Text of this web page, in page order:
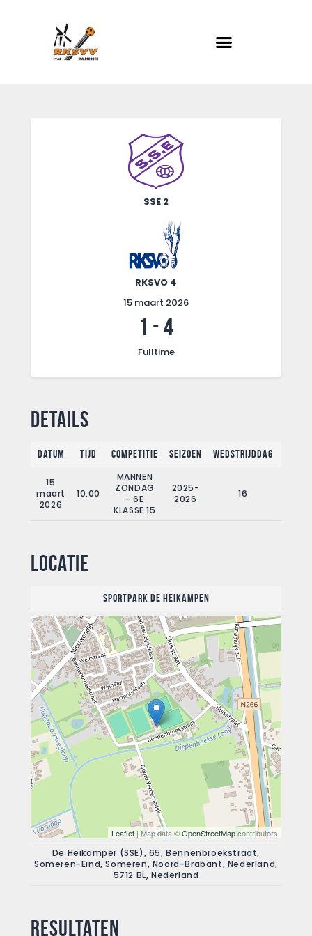
Evenementen
Foto album
SSE 2
RKSVO 4
15 maart 2026
1 -4
Fulltime
Details
Datum Tijd Competitie Seizoen Wedstrijddag
15
maart
2026
10:00
MANNEN
ZONDAG
- 6E
KLASSE 15
2025-
2026
16
Locatie
Sportpark de Heikampen
Leaflet | Map data ©OpenStreetMapcontributors
De Heikamper (SSE), 65, Bennenbroekstraat,
Someren-Eind, Someren, Noord-Brabant, Nederland,
5712 BL, Nederland
Resultaten